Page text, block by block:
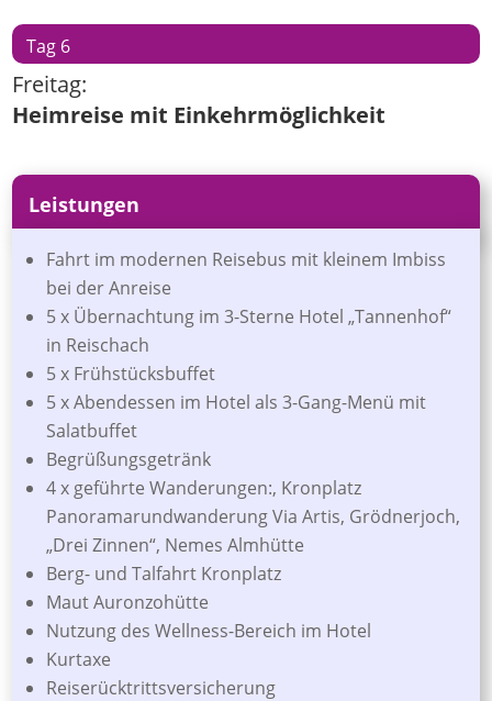
Tag 6
Freitag:
Heimreise mit Einkehrmöglichkeit
Leistungen
Fahrt im modernen Reisebus mit kleinem Imbiss
bei der Anreise
5 x Übernachtung im 3-Sterne Hotel „Tannenhof“
in Reischach
5 x Frühstücksbuffet
5 x Abendessen im Hotel als 3-Gang-Menü mit
Salatbuffet
Begrüßungsgetränk
4 x geführte Wanderungen:, Kronplatz
Panoramarundwanderung Via Artis, Grödnerjoch,
„Drei Zinnen“, Nemes Almhütte
Berg- und Talfahrt Kronplatz
Maut Auronzohütte
Nutzung des Wellness-Bereich im Hotel
Kurtaxe
Reiserücktrittsversicherung